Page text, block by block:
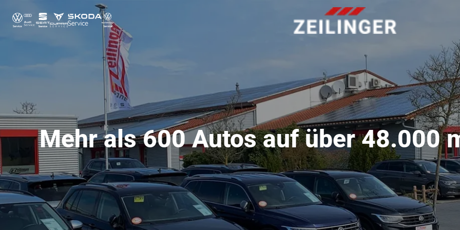
Mehr als 600 Autos auf über 48.000